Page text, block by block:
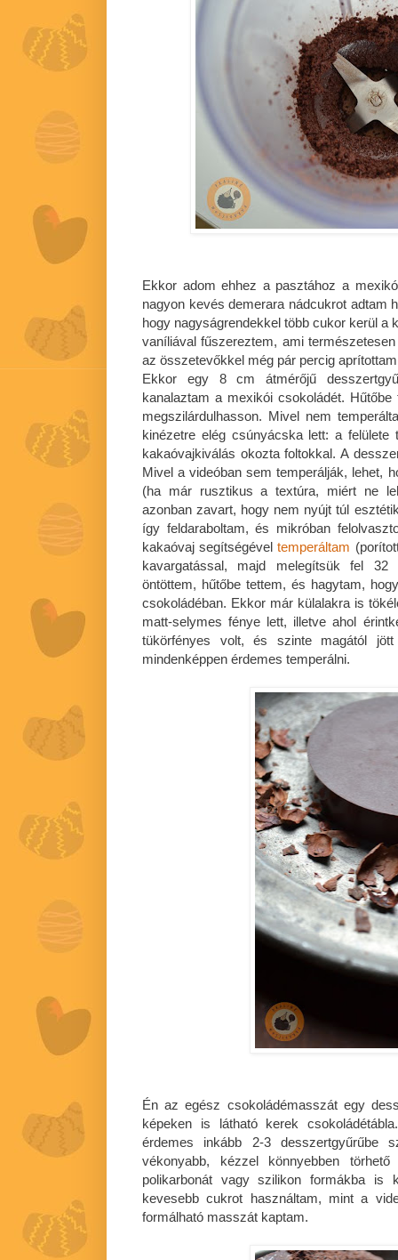
Ekkor adom ehhez a pasztához a
nagyon kevés demerara nádcukrot adtam
hogy nagyságrendekkel több cukor kerül a
vaníliával fűszereztem, ami
az összetevőkkel még pár percig
Ekkor egy 8 cm átmérőjű
kanalaztam a mexikói csokoládét.
megszilárdulhasson. Mivel nem
kinézetre elég csúnyácska lett: a felülete
kakaóvajkiválás okozta foltokkal. A
Mivel a videóban sem temperálják, lehet,
(ha már rusztikus a textúra, miért ne
azonban zavart, hogy nem nyújt túl
így feldaraboltam, és mikróban
kakaóvaj segítségéveltemperáltam
kavargatással, majd melegítsük fel
öntöttem, hűtőbe tettem, és hagytam,
csokoládéban. Ekkor már külalakra is
matt-selymes fénye lett, illetve ahol
tükörfényes volt, és szinte magától
mindenképpen érdemes temperálni.
Én az egész csokoládémasszát egy
képeken is látható kerek
érdemes inkább 2-3 desszertgyűrűbe
vékonyabb, kézzel könnyebben
polikarbonát vagy szilikon formákba
kevesebb cukrot használtam, mint a
formálható masszát kaptam.